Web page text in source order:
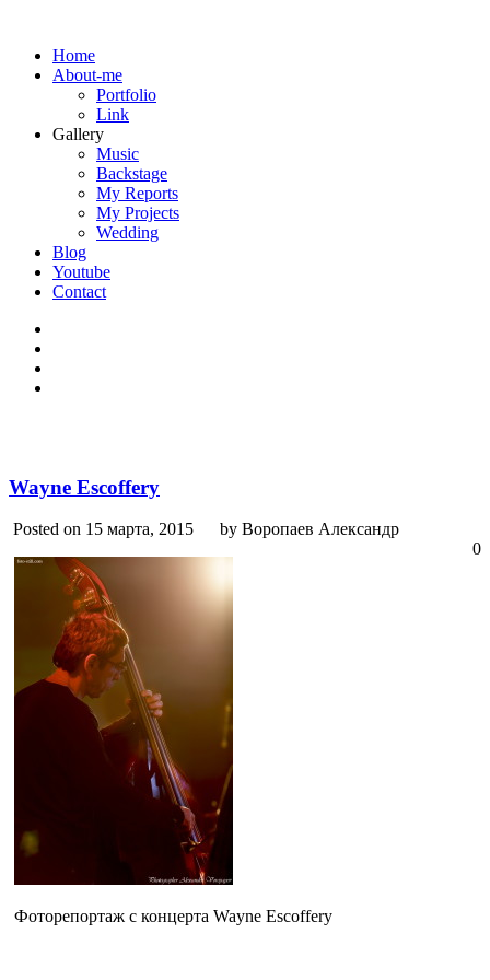
Home
About-me
Portfolio
Link
Gallery
Music
Backstage
My Reports
My Projects
Wedding
Blog
Youtube
Contact
Wayne Escoffery
Posted on 15 марта, 2015
by Воропаев Александр
0
Фоторепортаж с концерта Wayne Escoffery